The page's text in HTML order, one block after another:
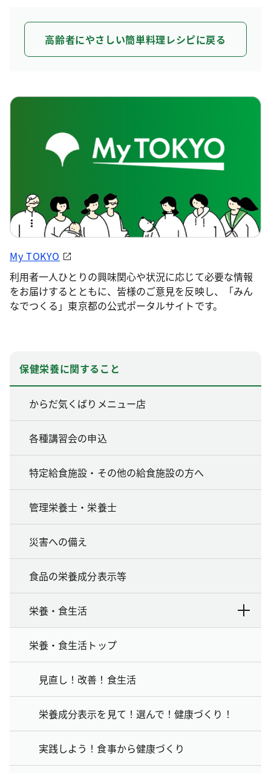
高齢者にやさしい簡単料理レシピに戻る
My TOKYO
利用者一人ひとりの興味関心や状況に応じて必要な情報
をお届けするとともに、皆様のご意見を反映し、「みん
なでつくる」東京都の公式ポータルサイトです。
保健栄養に関すること
からだ気くばりメニュー店
各種講習会の申込
特定給食施設・その他の給食施設の方へ
管理栄養士・栄養士
災害への備え
食品の栄養成分表示等
栄養・食生活
栄養・食生活トップ
見直し！改善！食生活
栄養成分表示を見て！選んで！健康づくり！
実践しよう！食事から健康づくり